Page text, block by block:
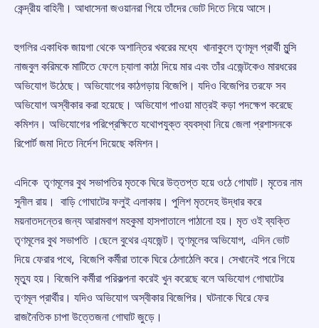
কেন্দ্রীয় বাহিনী। আধাসেনা জওয়ানরা গিয়ে তাঁদের ভোট দিতে নিয়ে আসে।
হুগলির একাধিক জায়গা থেকে অশান্তির খবরের মধ্যে খানাকুলে তৃণমূল প্রার্থী মুন্সি
নাজবুল করিমকে মাটিতে ফেলে চ্যালা কাঠা দিয়ে মার এবং তাঁর এজেন্টকেও মারধরের
অভিযোগ উঠেছে। অভিযোগের কাঠগড়ায় বিজেপি। যদিও বিজেপির তরফে সব
অভিযোগ অস্বীকার করা হয়েছে। অভিযোগ পাওয়া মাত্রই কড়া পদক্ষেপ করেছে
কমিশন। অভিযোগের পরিপ্রেক্ষিতে যথোপযুক্ত ব্যবস্থা নিয়ে জেলা প্রশাসনকে
রিপোর্ট জমা দিতে নির্দেশ দিয়েছে কমিশন।
এদিকে তৃণমূলের বুথ সভাপতির মৃতকে ঘিরে উত্তপ্ত হয়ে ওঠে গোঘাট। মৃতের নাম
সুনীল রায়। বাড়ি গোঘাটের ফলুই এলাকায়। পুলিশ মৃতদেহ উদ্ধার করে
ময়নাতদন্তের জন্য আরামবাগ মহকুমা হাসপাতালে পাঠানো হয়। মৃত ওই ব্যক্তি
তৃণমূলের বুথ সভাপতি ।ছেলে বুথের এ্যজেন্ট। তৃণমূলের অভিযোগ, এদিন ভোট
দিয়ে ফেরার পথে, বিজেপি কর্মীরা তাকে ঘিরে ঠেলাঠেলি করে। সেখানেই পরে গিয়ে
মৃত্যু হয়। বিজেপি কর্মীরা পরিকল্পনা করেই খুন করেছে বলে অভিযোগ গোঘাটের
তৃণমূল প্রার্থীর। যদিও অভিযোগ অস্বীকার বিজেপির। ঘটনাকে ঘিরে ফের
রাজনৈতিক চাপা উত্তেজনা গোঘাট জুড়ে।